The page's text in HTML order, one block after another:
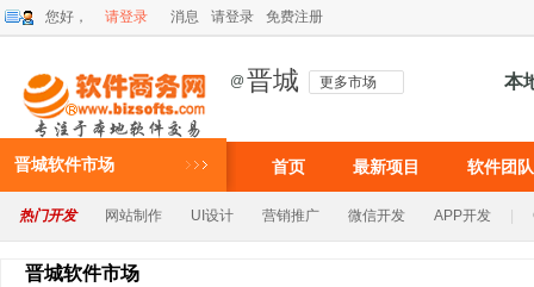
您好， 请登录 消息 请登录 免费注册
@ 晋城 更多市场 本
晋城软件市场 首页 最新项目 软件团队
热门开发 网站制作 UI设计 营销推广 微信开发 APP开发
晋城软件市场